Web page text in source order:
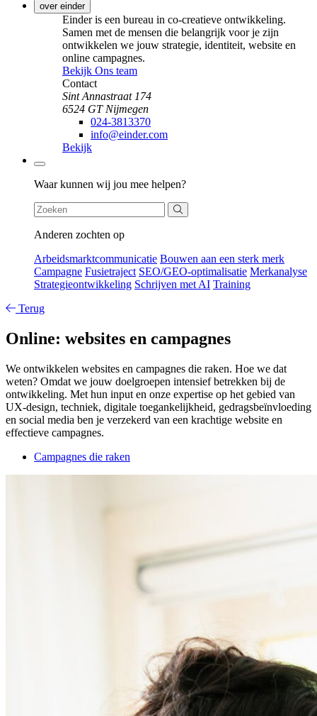
over einder
Einder is een bureau in co-creatieve ontwikkeling.
Samen met de mensen die belangrijk voor je zijn
ontwikkelen we jouw strategie, identiteit, website en
online campagnes.
Bekijk Ons team
Contact
Sint Annastraat 174
6524 GT Nijmegen
024-3813370
info@einder.com
Bekijk
Zoeken
Waar kunnen wij jou mee helpen?
Anderen zochten op
Arbeidsmarktcommunicatie Bouwen aan een sterk merk
Campagne Fusietraject SEO/GEO-optimalisatie Merkanalyse
Strategieontwikkeling Schrijven met AI Training
Terug
Online: websites en campagnes
We ontwikkelen websites en campagnes die raken. Hoe we dat
weten? Omdat we jouw doelgroepen intensief betrekken bij de
ontwikkeling. Met hun input en onze expertise op het gebied van
UX-design, techniek, digitale toegankelijkheid, gedragsbeïnvloeding
en social media ben je verzekerd van een krachtige website en
effectieve campagnes.
Campagnes die raken